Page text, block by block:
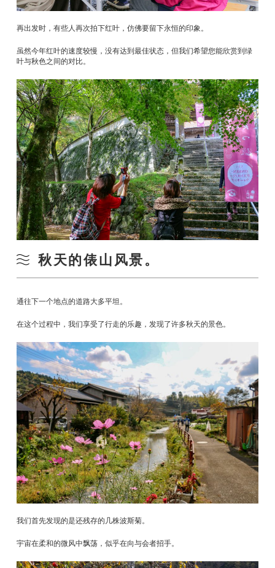
再出发时，有些人再次拍下红叶，仿佛要留下永恒的印象。
虽然今年红叶的速度较慢，没有达到最佳状态，但我们希望您能欣赏到绿
叶与秋色之间的对比。
秋天的俵山风景。
通往下一个地点的道路大多平坦。
在这个过程中，我们享受了行走的乐趣，发现了许多秋天的景色。
我们首先发现的是还残存的几株波斯菊。
宇宙在柔和的微风中飘荡，似乎在向与会者招手。